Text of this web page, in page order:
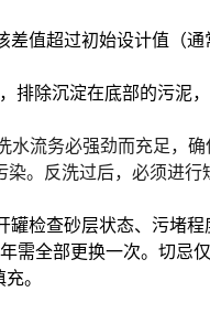
差值超过初始设计值（
排除沉淀在底部的污泥
水流务必强劲而充足，
染。反洗过后， 必须进行
罐检查砂层状态、污堵程
需全部更换一次。 切忌
。